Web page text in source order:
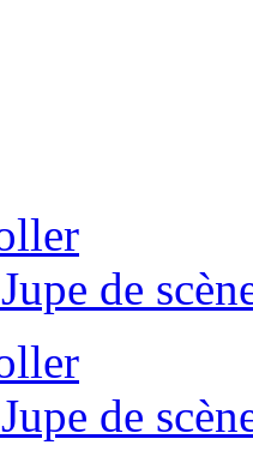
Jupe de
Jupe de